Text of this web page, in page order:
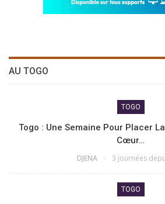
AU TOGO
TOGO
Togo : Une Semaine Pour Placer
Cœur…
DJENA 3 journées
TOGO